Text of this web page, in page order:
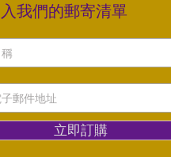
我們的郵寄清單
立即訂購